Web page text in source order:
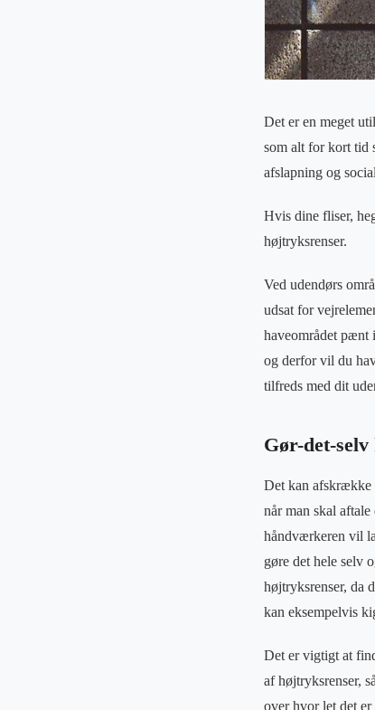
Det er en meget
som alt for kort tid
afslapning og
Hvis dine fliser,
højtryksrenser.
Ved udendørs
udsat for
haveområdet pænt
og derfor vil du
tilfreds med dit
Gør-det-selv
Det kan afskrække
når man skal
håndværkeren vil
gøre det hele selv
højtryksrenser, da
kan eksempelvis
Det er vigtigt at
af højtryksrenser,
over hvor let det